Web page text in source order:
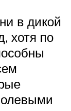
в дикой
хотя по